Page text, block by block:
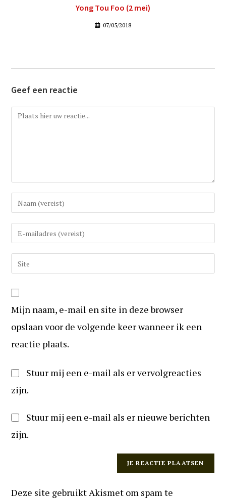
Yong Tou Foo (2 mei)
07/05/2018
Geef een reactie
Reactie
Vul
uw
(gebruikers)naam
om
Vul
uw
e-
mail
om
te
reageren
Vul
uw
URL
in
(optioneel)
Mijn naam, e-mail en site in deze browser
opslaan voor de volgende keer wanneer ik een
reactie plaats.
Stuur mij een e-mail als er vervolgreacties
zijn.
Stuur mij een e-mail als er nieuwe berichten
zijn.
Deze site gebruikt Akismet om spam te